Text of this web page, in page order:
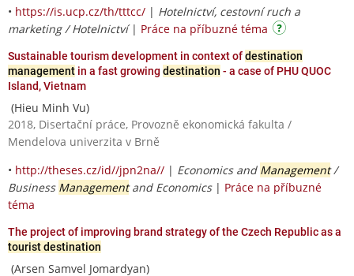
• https://is.ucp.cz/th/tttcc/ | Hotelnictví, cestovní ruch a
marketing / Hotelnictví| Práce na příbuzné téma
Sustainable tourism development in context ofdestination
management in a fast growing destination - a case of PHU QUOC
Island, Vietnam
(Hieu Minh Vu)
2018, Disertační práce, Provozně ekonomická fakulta /
Mendelova univerzita v Brně
• http://theses.cz/id//jpn2na// | Economics and Management/
Business Managementand Economics| Práce na příbuzné
téma
The project of improving brand strategy of the Czech Republic as a
tourist destination
(Arsen Samvel Jomardyan)